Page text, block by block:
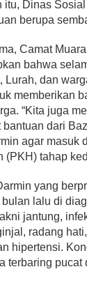
itu, Dinas
berupa
Camat
bahwa
Lurah, dan
memberikan
“Kita juga
bantuan dari
agar masuk
(PKH) tahap
yang
lalu di
jantung,
radang
hipertensi.
terbaring pucat